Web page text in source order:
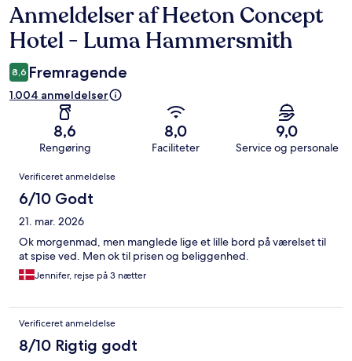
Anmeldelser
Anmeldelser af Heeton Concept
Hotel - Luma Hammersmith
8,6 Fremragende
1.004 anmeldelser
8,6
Rengøring
8,0
Faciliteter
9,0
Service og personale
Anmeldelser
Verificeret anmeldelse
6/10 Godt
21. mar. 2026
Ok morgenmad, men manglede lige et lille bord på værelset til
at spise ved. Men ok til prisen og beliggenhed.
Jennifer, rejse på 3 nætter
Verificeret anmeldelse
8/10 Rigtig godt